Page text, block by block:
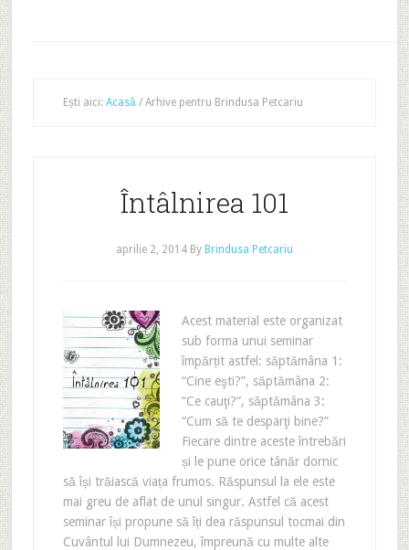
Ești aici: Acasă /Arhive pentru Brindusa Petcariu
Întâlnirea 101
aprilie 2, 2014By Brindusa Petcariu
Acest material este organizat
sub forma unui seminar
împărțit astfel: săptămâna 1:
“Cine eşti?”, săptămâna 2:
“Ce cauţi?”, săptămâna 3:
“Cum să te desparţi bine?”
Fiecare dintre aceste întrebări
și le pune orice tânăr dornic
să își trăiască viața frumos. Răspunsul la ele este
mai greu de aflat de unul singur. Astfel că acest
seminar își propune să îți dea răspunsul tocmai din
Cuvântul lui Dumnezeu, împreună cu multe alte